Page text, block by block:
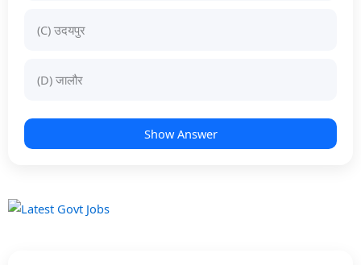
(C) उदयपुर
(D) जालौर
Show Answer